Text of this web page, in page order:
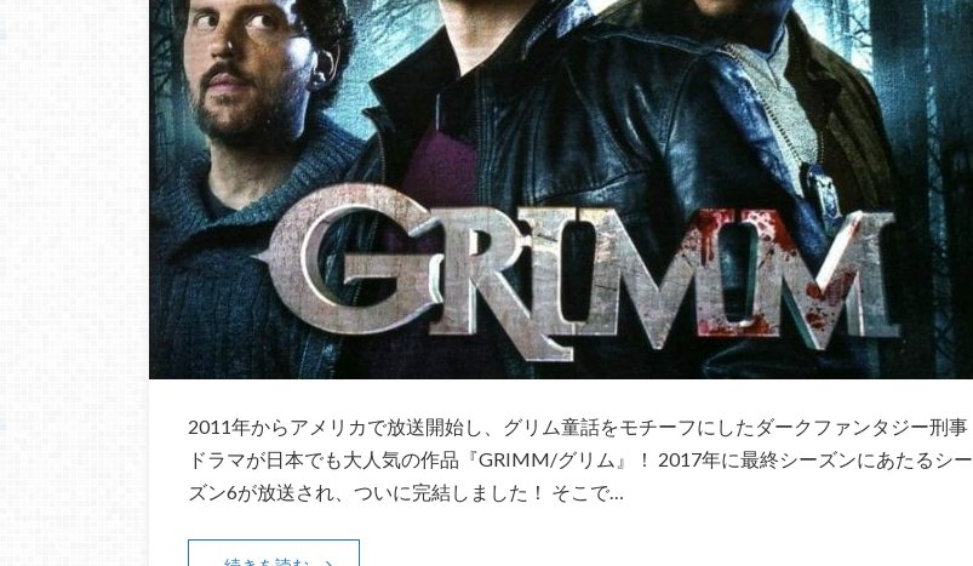
2011年からアメリカで放送開始し、グリム童話をモチーフにしたダークファンタジー刑事
ドラマが日本でも大人気の作品『GRIMM/グリム』！ 2017年に最終シーズンにあたるシー
ズン6が放送され、ついに完結しました！ そこで…